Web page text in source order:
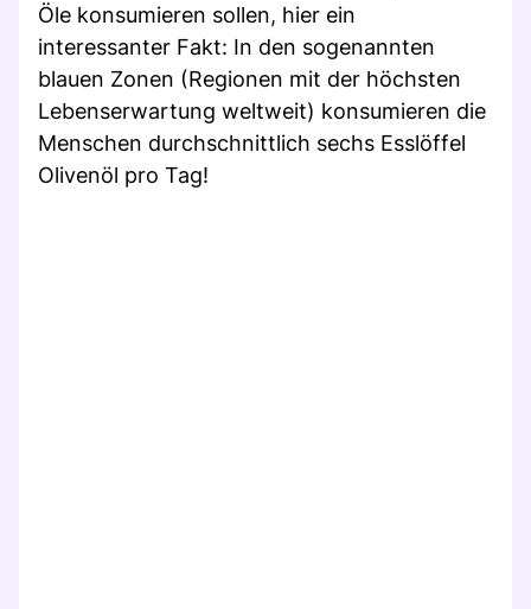
Öle konsumieren sollen, hier ein
interessanter Fakt: In den sogenannten
blauen Zonen (Regionen mit der höchsten
Lebenserwartung weltweit) konsumieren die
Menschen durchschnittlich sechs Esslöffel
Olivenöl pro Tag!